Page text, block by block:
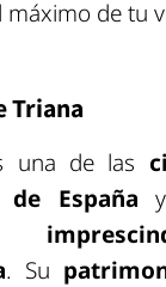
máximo de tu
Triana
una de las
España
. Su